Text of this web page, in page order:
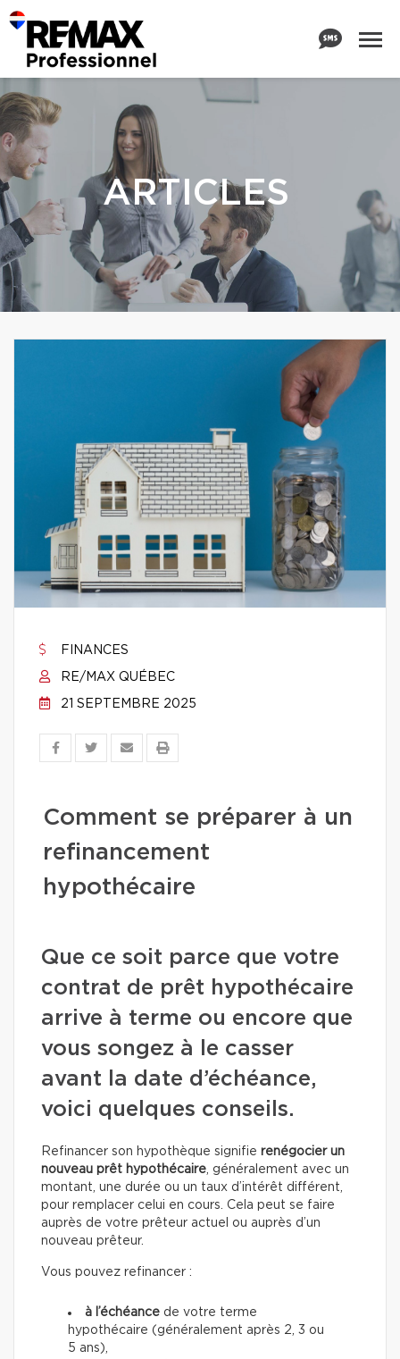
ARTICLES
FINANCES
RE/MAX QUÉBEC
21 SEPTEMBRE 2025
Comment se préparer à un
refinancement
hypothécaire
Que ce soit parce que votre
contrat de prêt hypothécaire
arrive à terme ou encore que
vous songez à le casser
avant la date d’échéance,
voici quelques conseils.
Refinancer son hypothèque signifie renégocier un
nouveau prêt hypothécaire, généralement avec un
montant, une durée ou un taux d’intérêt différent,
pour remplacer celui en cours. Cela peut se faire
auprès de votre prêteur actuel ou auprès d’un
nouveau prêteur.
Vous pouvez refinancer :
à l’échéance de votre terme
hypothécaire (généralement après 2, 3 ou
5 ans),